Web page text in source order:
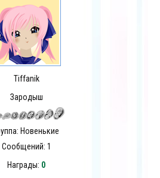
Tiffanik
Зародыш
Новенькие
Сообщений: 1
Награды: 0